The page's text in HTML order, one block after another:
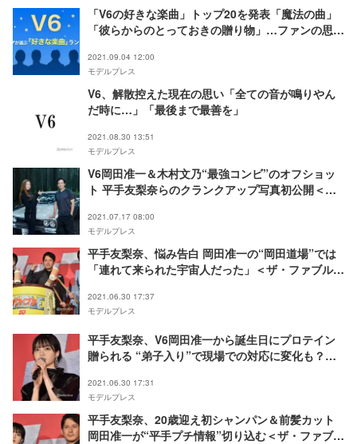
「V6の好きな楽曲」トップ20を発表「魔法の曲」
「彼らからのとっておきの贈り物」…ファンの思い
2021.09.04 12:00
モデルプレス
V6、解散控えた現在の思い「全ての音が鳴りやん
だ時に…」「最後まで最善を」
2021.08.30 13:51
モデルプレス
V6岡田准一＆木村文乃“最強コンビ”のオフショッ
ト 平手友梨奈らのクランクアップ写真初公開＜
2021.07.17 08:00
モデルプレス
平手友梨奈、悩み告白 岡田准一の“岡田道場”では
「連れて来られた宇宙人だった」＜ザ・ファブル
2021.06.30 17:37
モデルプレス
平手友梨奈、V6岡田准一から誕生日にプロテイン
贈られる “弟子入り”で現場での対応に変化も？＜
2021.06.30 17:31
モデルプレス
平手友梨奈、20歳迎え初シャンパン＆前髪カット
岡田准一が“平手プチ情報”切り込む＜ザ・ファブル